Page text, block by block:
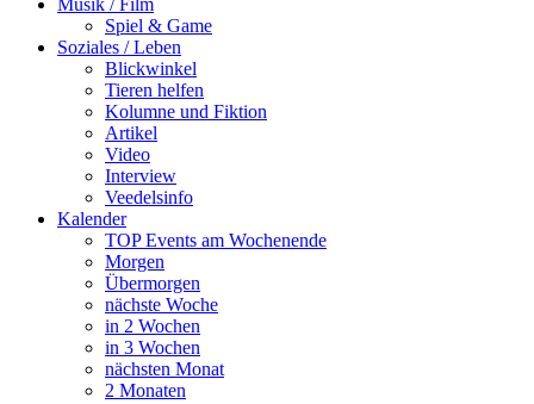
Musik / Film
Spiel & Game
Soziales / Leben
Blickwinkel
Tieren helfen
Kolumne und Fiktion
Artikel
Video
Interview
Veedelsinfo
Kalender
TOP Events am Wochenende
Morgen
Übermorgen
nächste Woche
in 2 Wochen
in 3 Wochen
nächsten Monat
2 Monaten